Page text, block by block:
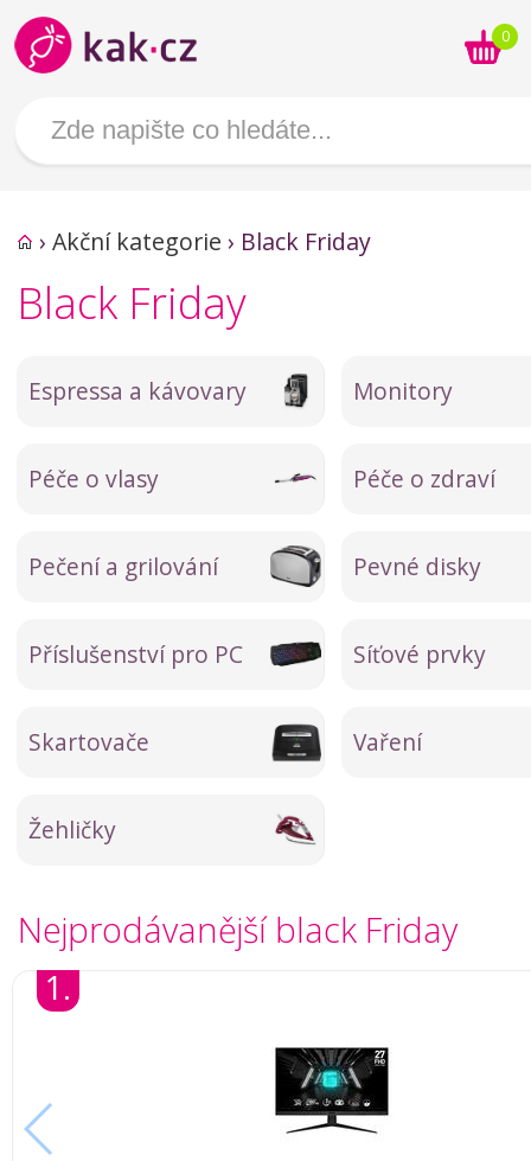
0
› Akční kategorie › Black Friday
Black Friday
Espressa a kávovary Monitory
Péče o vlasy Péče o zdraví
Pečení a grilování Pevné disky
Příslušenství pro PC Síťové prvky
Skartovače Vaření
Žehličky
Nejprodávanější black Friday
1.